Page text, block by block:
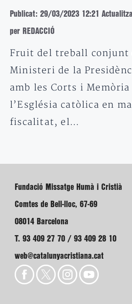
Publicat: 29/03/2023 12:21
per REDACCIÓ
Fruit del treball conjunt
Ministeri de la
amb les Corts i
l’Església catòlica en
fiscalitat, el…
Fundació Missatge Humà i Cristià
Comtes de Bell-lloc, 67-69
08014 Barcelona
T. 93 409 27 70 / 93 409 28 10
web@catalunyacristiana.cat